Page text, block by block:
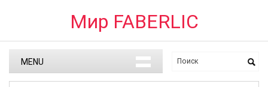
Мир FABERLIC
MENU